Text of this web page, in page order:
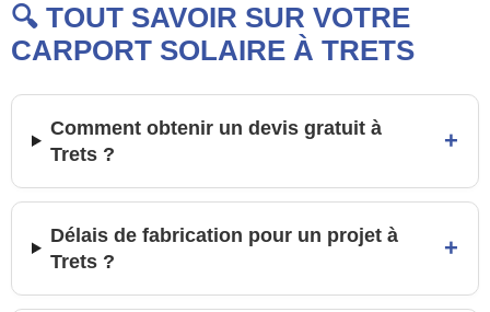
🔍 TOUT SAVOIR SUR VOTRE
CARPORT SOLAIRE À TRETS
Comment obtenir un devis gratuit à
Trets ?
+
Délais de fabrication pour un projet à
Trets ?
+